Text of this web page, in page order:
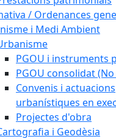
/ Ordenances
i Medi Ambient
PGOU i instruments
PGOU consolidat
Convenis i actuacions
urbanístiques en
Projectes d'obra
i Geodèsia